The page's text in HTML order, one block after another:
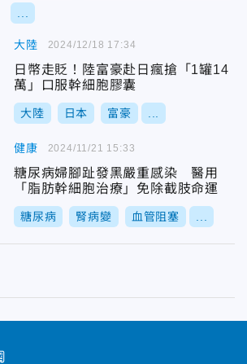
大陸
日幣走貶！陸富豪赴日瘋搶「1罐14
萬」口服幹細胞膠囊
大陸 日本 富豪
2024/12/18 17:34
健康
糖尿病婦腳趾發黑嚴重感染 醫用
「脂肪幹細胞治療」免除截肢命運
糖尿病 腎病變 血管阻塞
2024/11/21 15:33